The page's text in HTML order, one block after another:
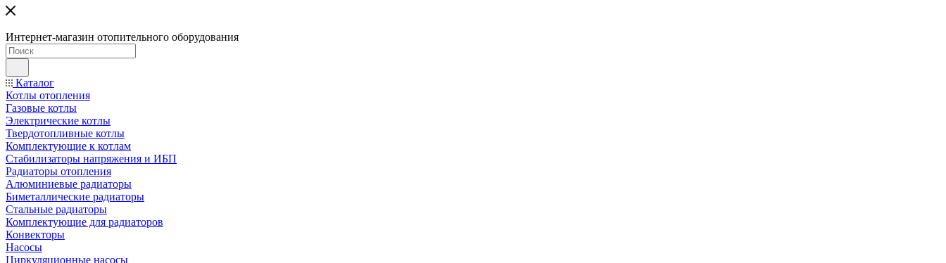
Интернет-магазин отопительного оборудования
Каталог
Котлы отопления
Газовые котлы
Электрические котлы
Твердотопливные котлы
Комплектующие к котлам
Стабилизаторы напряжения и ИБП
Радиаторы отопления
Алюминиевые радиаторы
Биметаллические радиаторы
Стальные радиаторы
Комплектующие для радиаторов
Конвекторы
Насосы
Циркуляционные насосы